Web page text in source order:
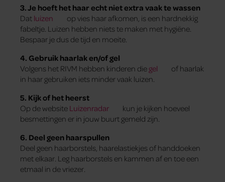
3. Je hoeft het haar echt niet extra vaak te wassen
Dat luizen
op vies haar afkomen, is een hardnekkig
fabeltje. Luizen hebben niets te maken met hygiëne.
Bespaar je dus de tijd en moeite.
4. Gebruik haarlak en/of gel
Volgens het RIVM hebben kinderen diegel
of haarlak
in haar gebruiken iets minder vaak luizen.
5. Kijk of het heerst
Op de website Luizenradar
kun je kijken hoeveel
besmettingen er in jouw buurt gemeld zijn.
6. Deel geen haarspullen
Deel geen haarborstels, haarelastiekjes of handdoeken
met elkaar. Leg haarborstels en kammen af en toe een
etmaal in de vriezer.